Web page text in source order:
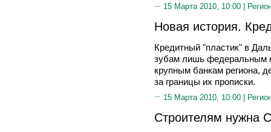
15 Марта 2010, 10:00 |
Новая история.
Кредитный "пластик" в
зубам лишь федеральным
крупным банкам региона,
за границы их прописки.
15 Марта 2010, 10:00 |
Строителям нужна